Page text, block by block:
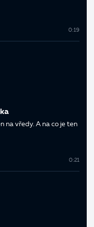
0:19
na vředy. A na co je ten
0:21